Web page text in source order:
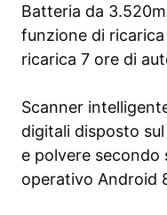
Batteria da
funzione di
ricarica 7 ore di
Scanner
digitali disposto
e polvere secondo
operativo Android